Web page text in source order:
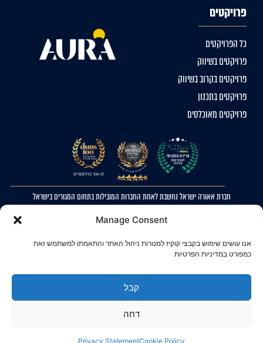
Manage Consent
אנו עושים שימוש בקבצי קוקיז למטרות ניהול האתר והתאמתו למשתמש זאת
כמפורט במדיניות הפרטיות
קבל
דחה
Cookie Policy
Privacy Statement
פרויקטים
כל הפרויקטים
פרויקטים בשיווק
פרויקטים בקרוב בשיווק
פרויקטים בתכנון
פרויקטים מאוכלסים
חברת אאורה ישראל נחשבת לאחת החברות המובילות בתחום המגורים בישראל
הצהרת נגישות